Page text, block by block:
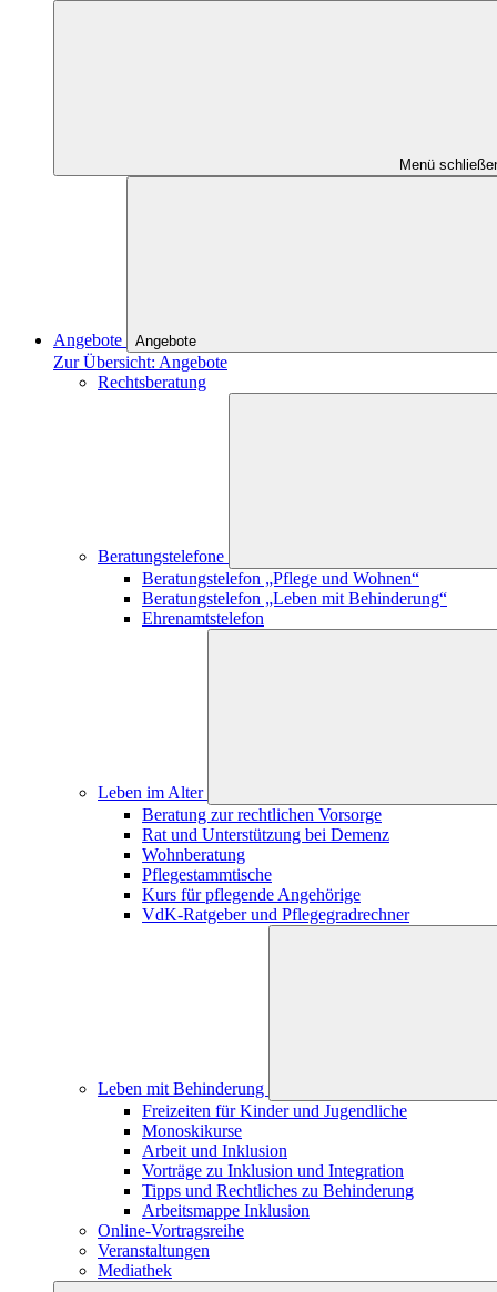
Menü
Angebote Angebote
Zur Übersicht: Angebote
Rechtsberatung
Beratungstelefone
Beratungstelefon „Pflege und Wohnen“
Beratungstelefon „Leben mit Behinderung“
Ehrenamtstelefon
Leben im Alter
Beratung zur rechtlichen Vorsorge
Rat und Unterstützung bei Demenz
Wohnberatung
Pflegestammtische
Kurs für pflegende Angehörige
VdK-Ratgeber und Pflegegradrechner
Leben mit Behinderung
Freizeiten für Kinder und Jugendliche
Monoskikurse
Arbeit und Inklusion
Vorträge zu Inklusion und Integration
Tipps und Rechtliches zu Behinderung
Arbeitsmappe Inklusion
Online-Vortragsreihe
Veranstaltungen
Mediathek